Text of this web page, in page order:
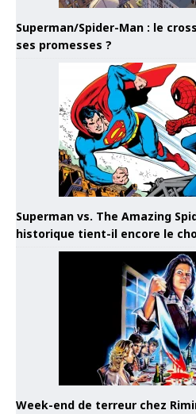
Superman/Spider-Man : le
ses promesses ?
Superman vs. The Amazing
historique tient-il encore le
Week-end de terreur chez